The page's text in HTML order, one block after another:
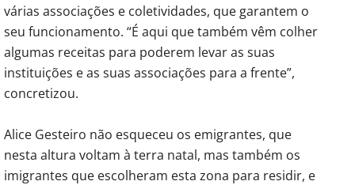
várias associações e coletividades, que garantem o
seu funcionamento. “É aqui que também vêm colher
algumas receitas para poderem levar as suas
instituições e as suas associações para a frente”,
concretizou.
Alice Gesteiro não esqueceu os emigrantes, que
nesta altura voltam à terra natal, mas também os
imigrantes que escolheram esta zona para residir, e